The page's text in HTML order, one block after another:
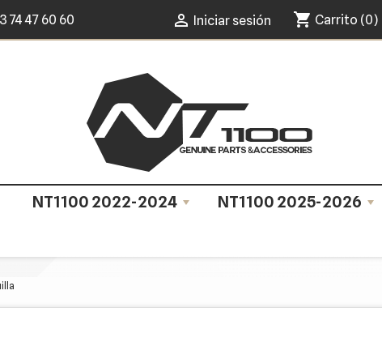
74 47 60 60  Iniciar sesión shopping_cart Carrito (0)
NT1100 2022-2024 NT1100 2025-2026